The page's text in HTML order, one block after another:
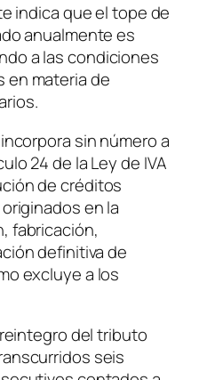
indica que el tope de
anualmente es
a las condiciones
en materia de
sin número a
24 de la Ley de IVA
de créditos
en la
fabricación,
definitiva de
excluye a los
del tributo
seis